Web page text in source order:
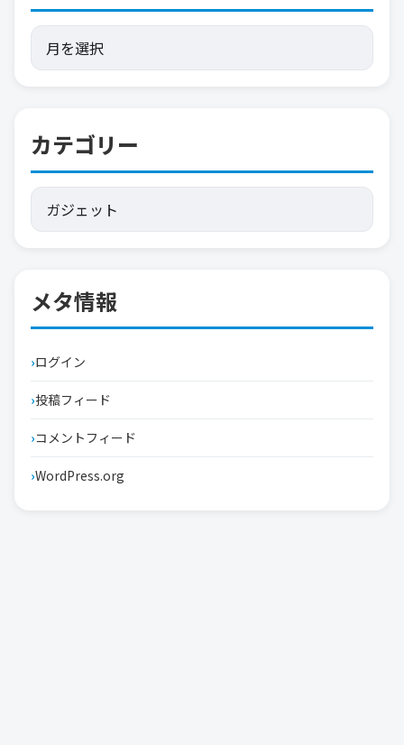
送
り
カテゴリー
メタ情報
ログイン
投稿フィード
コメントフィード
WordPress.org